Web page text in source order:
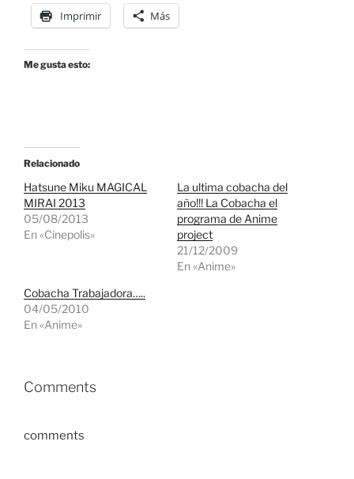
Imprimir Más
Me gusta esto:
Relacionado
Hatsune Miku MAGICAL
MIRAI 2013
05/08/2013
En «Cinepolis»
La ultima cobacha del
año!!! La Cobacha el
programa de Anime
project
21/12/2009
En «Anime»
Cobacha Trabajadora…..
04/05/2010
En «Anime»
Comments
comments